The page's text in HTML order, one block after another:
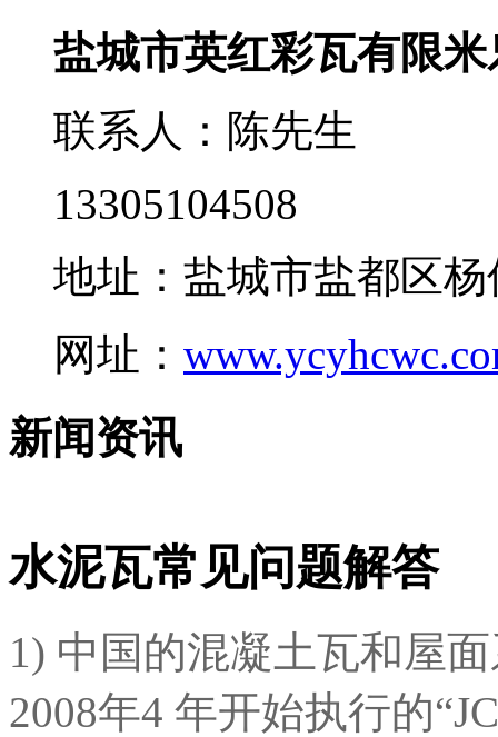
盐城市英红彩瓦有限
联系人：陈先生
13305104508
地址：盐城市盐都区
网址：
新闻资讯
水泥瓦常见问题解答
1) 中国的混凝土瓦和屋
2008年4 年开始执行的